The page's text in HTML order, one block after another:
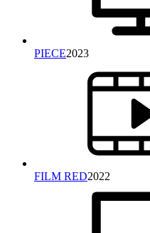
PIECE2023
FILM RED2022